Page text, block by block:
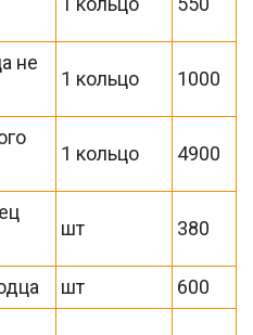
не
1 кольцо 1000
1 кольцо 4900
шт 380
шт
600